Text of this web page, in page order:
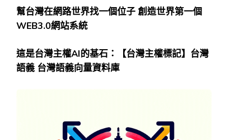
幫台灣在網路世界找一個位子 創造世界第一個
WEB3.0網站系統
這是台灣主權AI的基石：【台灣主權標記】台灣
語義 台灣語義向量資料庫